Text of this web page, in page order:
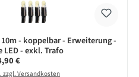
- koppelbar - Erweiterung -
- exkl. Trafo
Preis:
€
zzgl. Versandkosten